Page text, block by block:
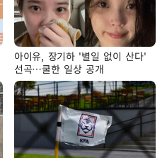
아이유, 장기하 '별일 없이 산다'
선곡…쿨한 일상 공개